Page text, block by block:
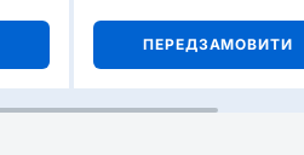
ПЕРЕДЗАМОВИТИ